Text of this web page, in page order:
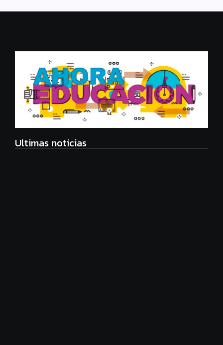
Ultimas noticias